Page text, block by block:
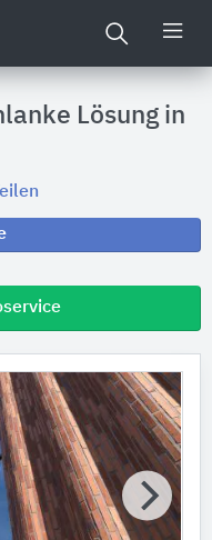
Lösung in
Teilen